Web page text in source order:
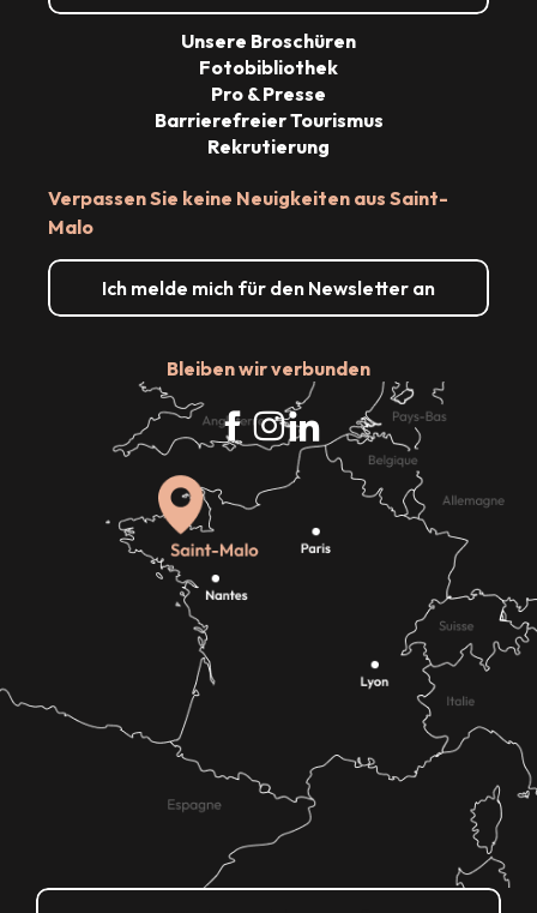
Verpassen Sie keine Neuigkeiten aus Saint-
Malo
Ich melde mich für den Newsletter an
Bleiben wir verbunden
Unsere Broschüren
Fotobibliothek
Pro & Presse
Barrierefreier Tourismus
Rekrutierung